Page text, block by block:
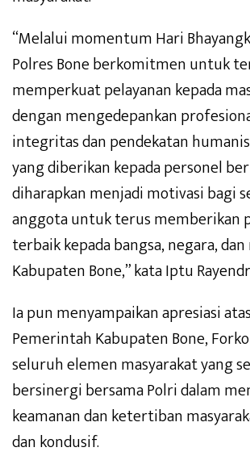
“Melalui momentum Hari
Polres Bone berkomitmen untuk
memperkuat pelayanan kepada
dengan mengedepankan
integritas dan pendekatan
yang diberikan kepada personel
diharapkan menjadi motivasi bagi
anggota untuk terus memberikan
terbaik kepada bangsa, negara,
Kabupaten Bone,” kata Iptu
Ia pun menyampaikan apresiasi
Pemerintah Kabupaten Bone,
seluruh elemen masyarakat yang
bersinergi bersama Polri dalam
keamanan dan ketertiban
dan kondusif.